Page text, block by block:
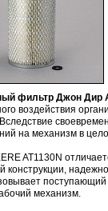
фильтр Джон Дир
воздействия
на механизм в
AT1130N
конструкции,
поступающий
механизм.